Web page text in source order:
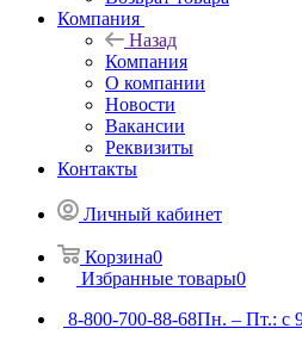
Компания
Назад
Компания
О компании
Новости
Вакансии
Реквизиты
Контакты
Личный кабинет
Корзина0
Избранные товары0
8-800-700-88-68Пн. – Пт.: с